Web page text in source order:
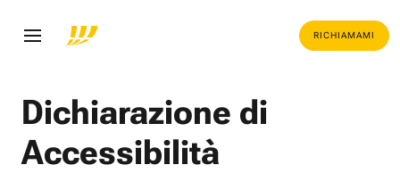
RICHIAMAMI
Dichiarazione di
Accessibilità